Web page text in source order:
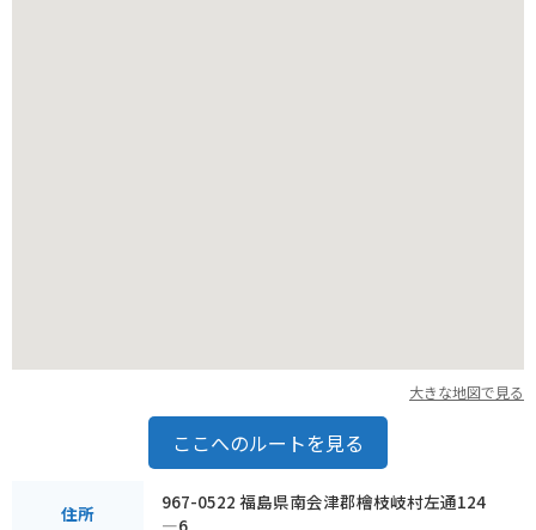
大きな地図で見る
ここへのルートを見る
住所
967-0522 福島県南会津郡檜枝岐村左通124
―6